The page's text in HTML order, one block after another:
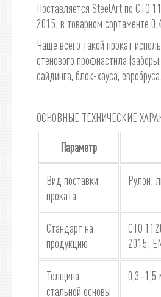
Поставляется SteelArt по СТО
2015, в товарном сортаменте
Чаще всего такой прокат
стенового профнастила
сайдинга, блок-хауса, евробруса.
ОСНОВНЫЕ ТЕХНИЧЕСКИЕ
Параметр
Вид поставки
проката
Рулон;
Стандарт на
продукцию
СТО
2015;
Толщина
стальной основы
0,3–1,5